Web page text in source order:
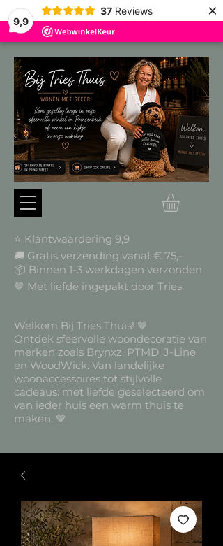
9,9
37 Reviews ×
⭐ Klantwaardering 9,9
🚚 Gratis verzending vanaf € 75,-
📦 Binnen 1-3 werkdagen verzonden
🤎 Met liefde ingepakt door Tries
Welkom Bij Tries Thuis! 🤎
Ontdek sfeervolle woondecoratie van
merken zoals Brynxz, PTMD, J-Line
en WoodWick. Van landelijke
woonaccessoires tot stijlvolle
cadeaus: met liefde geselecteerd om
van ieder huis een warm thuis te
maken. 🤎